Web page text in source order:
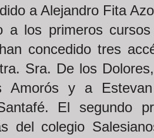
a Alejandro Fita
a los primeros
concedido tres
Sra. De los
Amorós y a
El segundo
del colegio